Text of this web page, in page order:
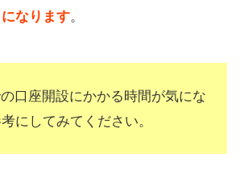
なります。
の口座開設にかかる時間が気にな
にしてみてください。